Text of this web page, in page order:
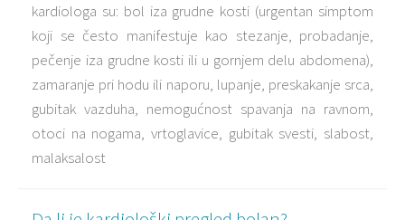
kardiologa su: bol iza grudne kosti (urgentan simptom
koji se često manifestuje kao stezanje, probadanje,
pečenje iza grudne kosti ili u gornjem delu abdomena),
zamaranje pri hodu ili naporu, lupanje, preskakanje srca,
gubitak vazduha, nemogućnost spavanja na ravnom,
otoci na nogama, vrtoglavice, gubitak svesti, slabost,
malaksalost